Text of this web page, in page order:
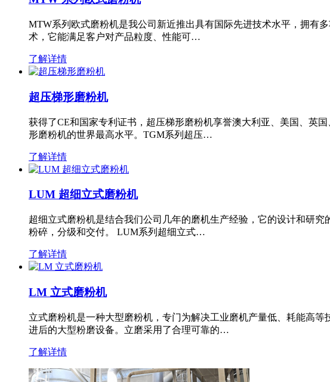
MTW系列欧式磨粉机是我公司新近推出具有国际先进技术水平，拥有
术，它能满足客户对产品粒度、性能可…
了解详情
超压梯形磨粉机
获得了CE和国家专利证书，超压梯形磨粉机享誉澳大利亚、美国、英
形磨粉机的世界最高水平。TGM系列超压…
了解详情
LUM 超细立式磨粉机
超细立式磨粉机是结合我们公司几年的磨机生产经验，它的设计和研
粉碎，分级和交付。 LUM系列超细立式…
了解详情
LM 立式磨粉机
立式磨粉机是一种大型磨粉机，专门为解决工业磨机产量低、耗能高
进后的大型粉磨设备。立磨采用了合理可靠的…
了解详情